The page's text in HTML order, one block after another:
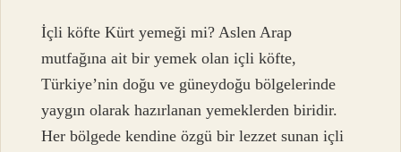
İçli köfte Kürt yemeği mi? Aslen Arap
mutfağına ait bir yemek olan içli köfte,
Türkiye’nin doğu ve güneydoğu bölgelerinde
yaygın olarak hazırlanan yemeklerden biridir.
Her bölgede kendine özgü bir lezzet sunan içli